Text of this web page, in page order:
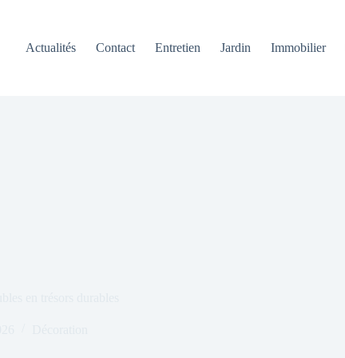
Actualités
Contact Entretien Jardin Immobilier